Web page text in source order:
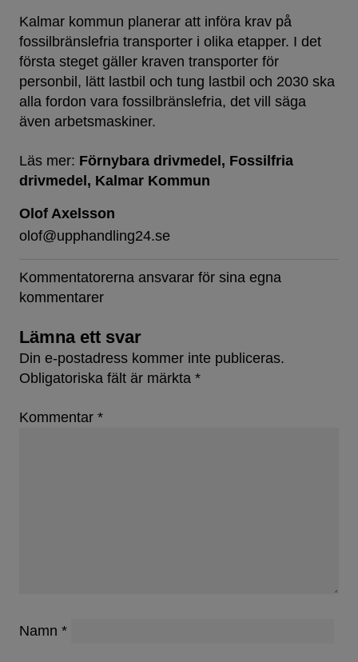
Kalmar kommun planerar att införa krav på
fossilbränslefria transporter i olika etapper. I det
första steget gäller kraven transporter för
personbil, lätt lastbil och tung lastbil och 2030 ska
alla fordon vara fossilbränslefria, det vill säga
även arbetsmaskiner.
Läs mer: Förnybara drivmedel
Fossilfria
drivmedel
Kalmar Kommun
Olof Axelsson
olof@upphandling24.se
Kommentatorerna ansvarar för sina egna
kommentarer
Lämna ett svar
Din e-postadress kommer inte publiceras.
Obligatoriska fält är märkta *
Kommentar *
Namn *